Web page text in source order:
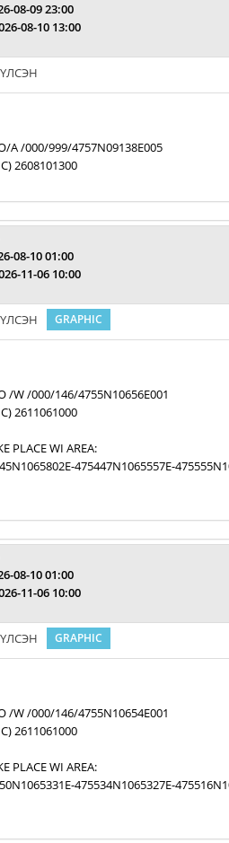
08-09 23:00
08-10 13:00
A /000/999/4757N09138E005
2608101300
08-10 01:00
11-06 10:00
GRAPHIC
/W /000/146/4755N10656E001
2611061000
PLACE WI AREA:
475447N1065557E-
08-10 01:00
11-06 10:00
GRAPHIC
/W /000/146/4755N10654E001
2611061000
PLACE WI AREA:
475534N1065327E-